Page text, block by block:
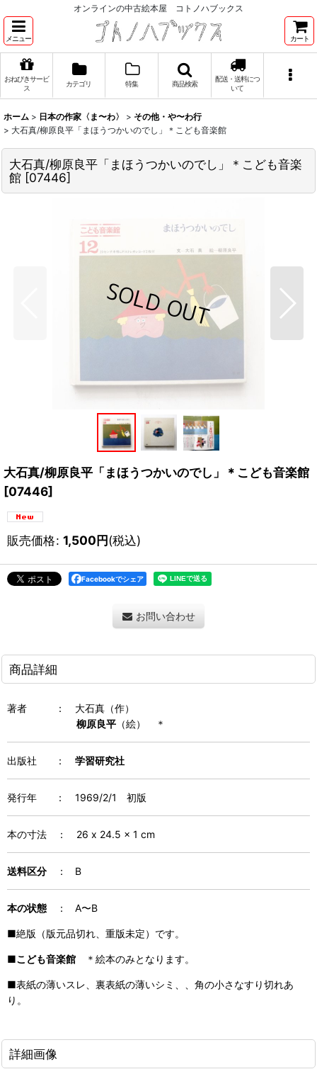
オンラインの中古絵本屋 コトノハブックス
メニュー カート
おねびきサービ
ス
カテゴリ 特集 商品検索
配送・送料につ
いて
ホーム > 日本の作家〈ま〜わ〉 > その他・や〜わ行
> 大石真/柳原良平「まほうつかいのでし」＊こども音楽館
大石真/柳原良平「まほうつかいのでし」＊こども音楽
館 [07446]
大石真/柳原良平「まほうつかいのでし」＊こども音楽館
[07446]
販売価格: 1,500円(税込)
Facebookでシェア
お問い合わせ
商品詳細
著者 ：
大石真（作）
柳原良平 （絵） ＊
出版社 ： 学習研究社
発行年 ： 1969/2/1 初版
本の寸法 ： 26 x 24.5 x 1 cm
送料区分 ： B
本の状態 ： A〜B
■絶版（版元品切れ、重版未定）です。
■こども音楽館 ＊絵本のみとなります。
■表紙の薄いスレ、裏表紙の薄いシミ、、角の小さなすり切れあ
り。
詳細画像